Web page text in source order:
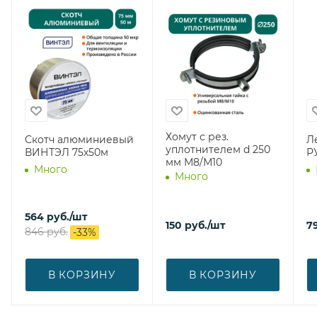
Скотч алюминиевый
ВИНТЭЛ 75х50м
Много
564 руб./шт
846руб. -33%
В КОРЗИНУ
Хомут с рез.
уплотнителем d 250
мм М8/М10
Много
150 руб./шт
В КОРЗИНУ